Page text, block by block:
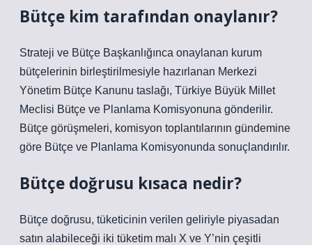
Bütçe kim tarafından onaylanır?
Strateji ve Bütçe Başkanlığınca onaylanan kurum
bütçelerinin birleştirilmesiyle hazırlanan Merkezi
Yönetim Bütçe Kanunu taslağı, Türkiye Büyük Millet
Meclisi Bütçe ve Planlama Komisyonuna gönderilir.
Bütçe görüşmeleri, komisyon toplantılarının gündemine
göre Bütçe ve Planlama Komisyonunda sonuçlandırılır.
Bütçe doğrusu kısaca nedir?
Bütçe doğrusu, tüketicinin verilen geliriyle piyasadan
satın alabileceği iki tüketim malı X ve Y’nin çeşitli